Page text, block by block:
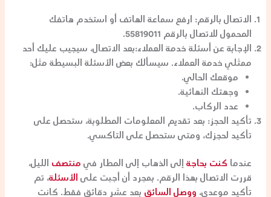
الاتصال بالرقم: ارفع سماعة الهاتف أو استخدم هاتفك
المحمول للاتصال بالرقم 55819011.
الإجابة عن أسئلة خدمة العملاء:بعد الاتصال، سيجيب عليك أحد
ممثلي خدمة العملاء. سيسألك بعض الأسئلة البسيطة مثل:
موقعك الحالي.
وجهتك النهائية.
عدد الركاب.
تأكيد الحجز: بعد تقديم المعلومات المطلوبة، ستحصل على
تأكيد لحجزك، ومتى ستحصل على التاكسي.
عندما كنت بحاجةإلى الذهاب إلى المطار في منتصف الليل،
قررت الاتصال بهذا الرقم. بمجرد أن أجبت على الأسئلة، تم
تأكيد موعدي، ووصل السائق بعد عشر دقائق فقط. كانت